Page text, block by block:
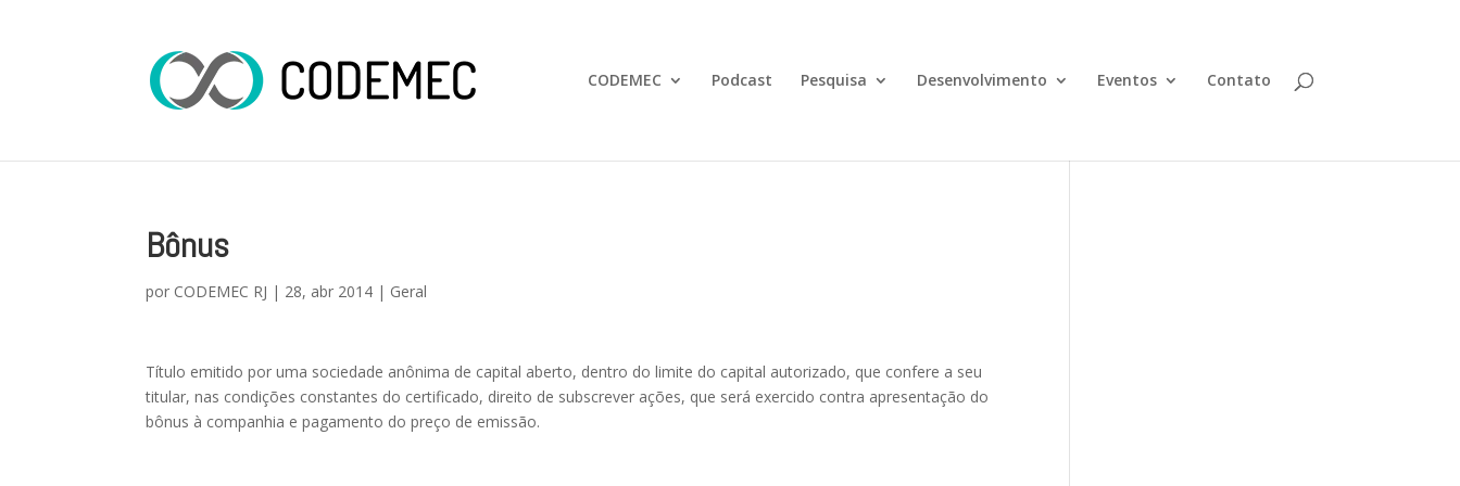
CODEMEC Podcast Pesquisa Desenvolvimento Eventos Contato
Bônus
por CODEMEC RJ | 28, abr 2014 | Geral
Título emitido por uma sociedade anônima de capital aberto, dentro do limite do capital autorizado, que confere a seu
titular, nas condições constantes do certificado, direito de subscrever ações, que será exercido contra apresentação do
bônus à companhia e pagamento do preço de emissão.